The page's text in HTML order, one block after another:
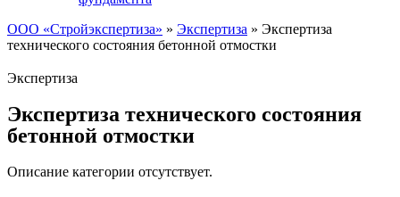
ООО «Стройэкспертиза» » Экспертиза » Экспертиза
технического состояния бетонной отмостки
Экспертиза
Экспертиза технического состояния
бетонной отмостки
Описание категории отсутствует.